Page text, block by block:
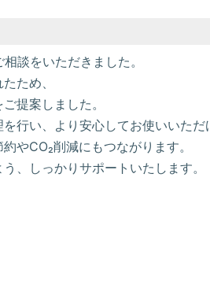
談をいただきました。
ため、
提案しました。
行い、より安心してお使いいただ
やCO₂削減にもつながります。
、しっかりサポートいたします。